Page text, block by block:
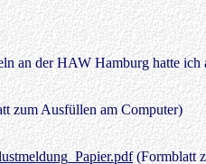
an der HAW Hamburg hatte
zum Ausfüllen am Computer)
(Formblatt